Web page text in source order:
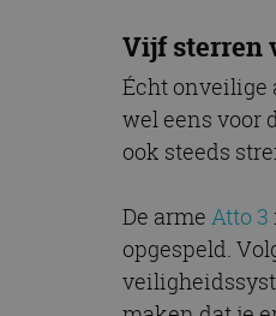
Vijf sterren
Écht onveilige
wel eens voor
ook steeds
De arme Atto 3
opgespeld.